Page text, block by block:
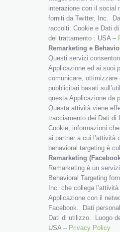
interazione con il social
forniti da Twitter, Inc.
raccolti: Cookie e Dati
del trattamento : USA –
Remarketing e
Questi servizi
Applicazione ed ai suoi
comunicare, ottimizzare
pubblicitari basati
questa Applicazione da
Questa attività viene
tracciamento dei Dati di
Cookie, informazioni
ai partner a cui l’attività
behavioral targeting è
Remarketing
Remarketing è un
Behavioral Targeting
Inc. che collega
Applicazione con il
Facebook. Dati
Dati di utilizzo. Luogo
USA – Privacy Policy